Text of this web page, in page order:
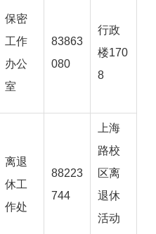
保密
工作
办公
室
83863
080
行政
楼170
8
离退
休工
作处
88223
744
上海
路校
区离
退休
活动